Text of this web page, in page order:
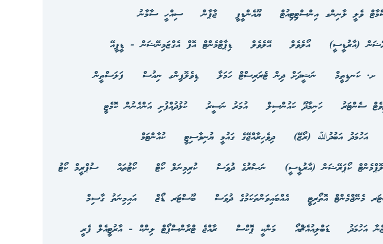
ވެލީ ލާނިންގ އިންސްޓިޓިއުޓް ޔޫއެންޑީޕީ ޖާޕާން
ސިއްހީ ސާމާނު
(އާރުޑީސީ) އޯލެވެލް އޭލެވެލް
ޑިޕާޓްމެންޓް އޮފް އެގްޒަމިނޭޝަން - ޑީޕީއޭ
ށ. ކަނޑިތީމް ނަޝީދަށް ދިން ޓެރަރިސްޓް ހަމަލާ ޑިވެލޮޕިންގ ނިއުސް
ފަލަސްތީން
ސެންޓަރު ހަނިމާދޫ ކައުންސިލް އުމަރު ނަސީރު
ކުޅުދުއްފުށި އަންހެނުން ކޮމެޓީ
އަހުމަދު އަބުދުﷲ (ރޯޒޭ) ދިވެހިރާއްޖޭގެ ގައުމީ ޔުނިވާސިޓީ
ކުއާންޓަމް
ކޯޕަރޭޝަން (އާރުޑީސީ) ނަޞްރުގެ ދުވަސް ކުރިމިނަލް ކޯޓް ކޯޓުތައް
ސުޕްރީމް ކޯޓު
މެނޭޖްމެންޓް އޮތޯރިޓީ އެއްބައިވަންތަކަމުގެ ދުވަސް ބޫސްޓަރ ޑޯޒް
އައިމިނަތު ގާސިމް
އަހުމަދު ޑަބްލިއުއެޗްއޯ މަންކީ ޕޮކްސް
ރާއްޖެ ޓްރާންސްޕޯޓް ލިންކް - އާރުޓީއެލް ފެރީ